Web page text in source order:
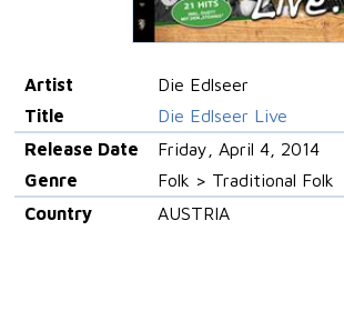
Artist
Die Edlseer
Title
Die Edlseer Live
Release Date
Friday, April 4, 2014
Genre
Folk > Traditional Folk
Country
AUSTRIA